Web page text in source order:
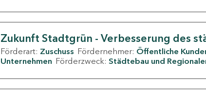
Zukunft Stadtgrün - Verbesserung des
Förderart: Zuschuss Fördernehmer: Öffentliche
Unternehmen Förderzweck: Städtebau und